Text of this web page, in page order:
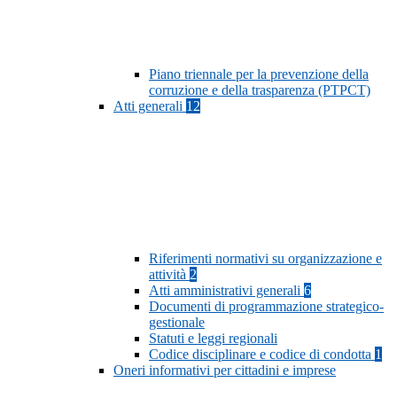
Piano triennale per la prevenzione della
corruzione e della trasparenza (PTPCT)
Atti generali 12
Riferimenti normativi su organizzazione e
attività 2
Atti amministrativi generali 6
Documenti di programmazione strategico-
gestionale
Statuti e leggi regionali
Codice disciplinare e codice di condotta 1
Oneri informativi per cittadini e imprese